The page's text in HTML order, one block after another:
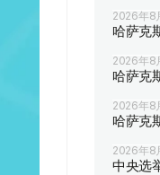
2026年8
哈萨克
2026年8
哈萨克
2026年8
哈萨克
2026年8
中央选